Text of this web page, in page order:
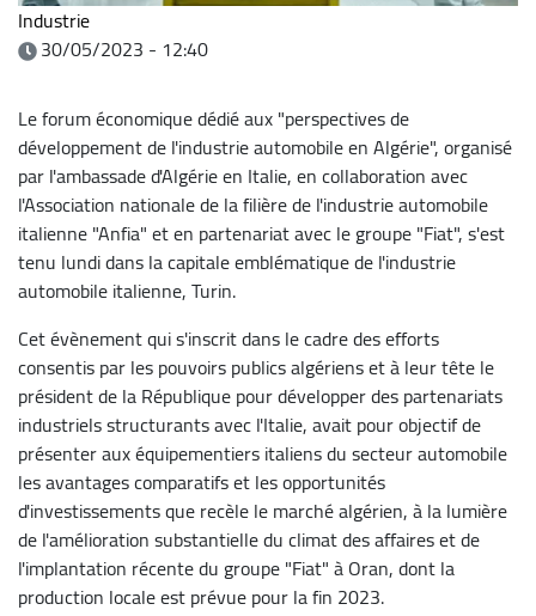
Industrie
30/05/2023 - 12:40
Le forum économique dédié aux "perspectives de
développement de l'industrie automobile en Algérie", organisé
par l'ambassade d'Algérie en Italie, en collaboration avec
l'Association nationale de la filière de l'industrie automobile
italienne "Anfia" et en partenariat avec le groupe "Fiat", s'est
tenu lundi dans la capitale emblématique de l'industrie
automobile italienne, Turin.
Cet évènement qui s'inscrit dans le cadre des efforts
consentis par les pouvoirs publics algériens et à leur tête le
président de la République pour développer des partenariats
industriels structurants avec l'Italie, avait pour objectif de
présenter aux équipementiers italiens du secteur automobile
les avantages comparatifs et les opportunités
d'investissements que recèle le marché algérien, à la lumière
de l'amélioration substantielle du climat des affaires et de
l'implantation récente du groupe "Fiat" à Oran, dont la
production locale est prévue pour la fin 2023.